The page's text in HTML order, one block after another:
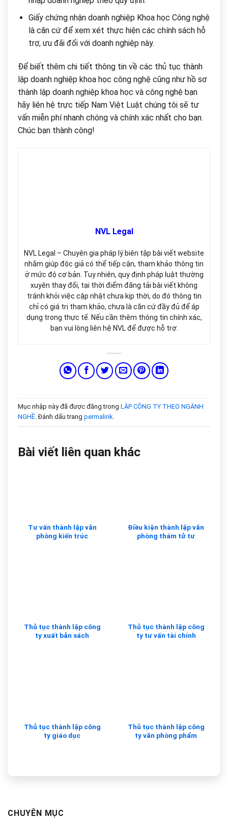
Giấy chứng nhận doanh nghiệp Khoa học Công nghệ
là căn cứ để xem xét thực hiện các chính sách hỗ
trợ, ưu đãi đối với doanh nghiệp này.
Để biết thêm chi tiết thông tin về các thủ tục thành
lập doanh nghiệp khoa học công nghệ cũng như hồ sơ
thành lập doanh nghiệp khoa học và công nghệ bạn
hãy liên hệ trực tiếp Nam Việt Luật chúng tôi sẽ tư
vấn miễn phí nhanh chóng và chính xác nhất cho bạn.
Chúc bạn thành công!
NVL Legal
NVL Legal – Chuyên gia pháp lý biên tập bài viết website
nhằm giúp độc giả có thể tiếp cận, tham khảo thông tin
ở mức độ cơ bản. Tuy nhiên, quy định pháp luật thường
xuyên thay đổi, tại thời điểm đăng tải bài viết không
tránh khỏi việc cập nhật chưa kịp thời, do đó thông tin
chỉ có giá trị tham khảo, chưa là căn cứ đầy đủ để áp
dụng trong thực tế. Nếu cần thêm thông tin chính xác,
bạn vui lòng liên hệ NVL để được hỗ trợ.
Mục nhập này đã được đăng trong LẬP CÔNG TY THEO NGÀNH
NGHỀ. Đánh dấu trang permalink.
Bài viết liên quan khác
Tư vấn thành lập văn
phòng kiến trúc
Điều kiện thành lập văn
phòng thám tử tư
Thủ tục thành lập công
ty xuất bản sách
Thủ tục thành lập công
ty tư vấn tài chính
Thủ tục thành lập công
ty giáo dục
Thủ tục thành lập công
ty văn phòng phẩm
CHUYÊN MỤC